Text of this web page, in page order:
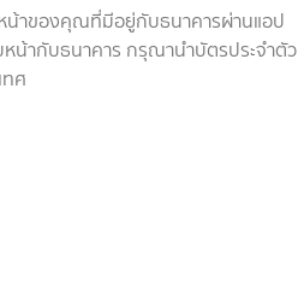
น้าของคุณที่มีอยู่กับธนาคารผ่านแอป
หน้ากับธนาคาร กรุณานำบัตรประจำตัว
ทศ